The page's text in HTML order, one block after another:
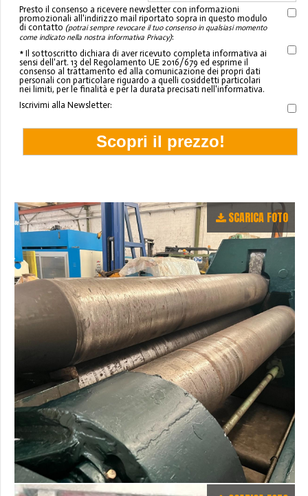
Presto il consenso a ricevere newsletter con informazioni
promozionali all'indirizzo mail riportato sopra in questo modulo
di contatto (potrai sempre revocare il tuo consenso in qualsiasi momento
come indicato nella nostra informativa Privacy):
* Il sottoscritto dichiara di aver ricevuto completa informativa ai
sensi dell'art. 13 del Regolamento UE 2016/679 ed esprime il
consenso al trattamento ed alla comunicazione dei propri dati
personali con particolare riguardo a quelli cosiddetti particolari
nei limiti, per le finalità e per la durata precisati nell'informativa.
Iscrivimi alla Newsletter:
SCARICA FOTO